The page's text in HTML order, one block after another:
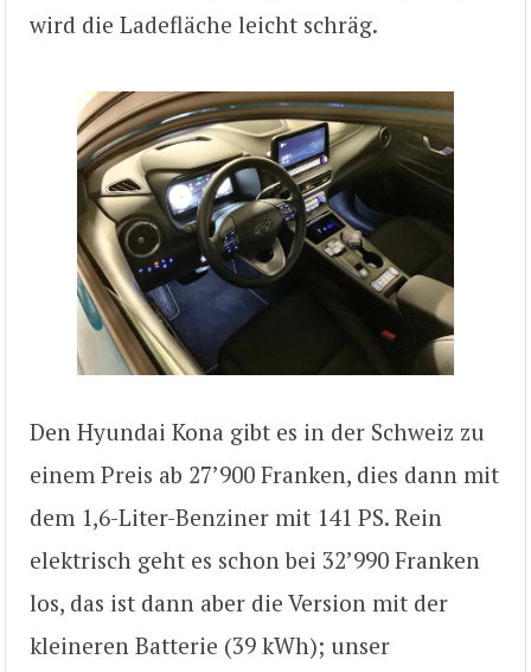
wird die Ladefläche leicht schräg.
Den Hyundai Kona gibt es in der Schweiz zu
einem Preis ab 27’900 Franken, dies dann mit
dem 1,6-Liter-Benziner mit 141 PS. Rein
elektrisch geht es schon bei 32’990 Franken
los, das ist dann aber die Version mit der
kleineren Batterie (39 kWh); unser